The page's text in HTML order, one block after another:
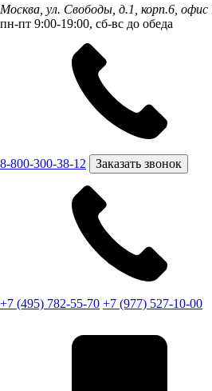
Москва, ул. Свободы, д.1, корп.6, офис
пн-пт 9:00-19:00, сб-вс до обеда
8-800-300-38-12 Заказать звонок
+7 (495) 782-55-70 +7 (977) 527-10-00